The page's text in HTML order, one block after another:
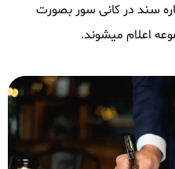
سند در کانی سور بصورت
اعلام میشوند.